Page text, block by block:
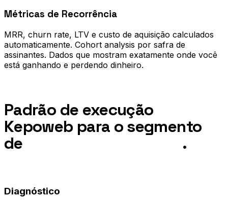
Métricas de Recorrência
MRR, churn rate, LTV e custo de aquisição calculados
automaticamente. Cohort analysis por safra de
assinantes. Dados que mostram exatamente onde você
está ganhando e perdendo dinheiro.
Padrão de execução
Kepoweb para o segmento
de
.
Diagnóstico